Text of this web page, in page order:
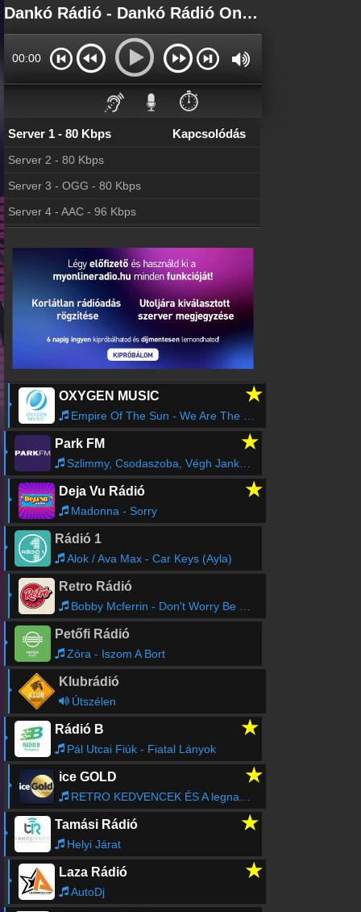
Főoldal
Bejelentkezés
Hozz létre saját fiókot!
Most szól
Archívum
Dankó Rádió korábbi adásai
Dankó Rádió kapcsolatos hírek
Partnerek
Rádiós partnerek
Rádió beágyazás
Ágyazd be weboldaladba
Online rádió készítés
Készítés lépésről lépésre
Dankó Rádió - Dankó Rádió Online - Dankó Rádió Élő
00:00
⏱️
Server 1 - 80 Kbps Kapcsolódás
Server 2 - 80 Kbps
Server 3 - OGG - 80 Kbps
Server 4 - AAC - 96 Kbps
OXYGEN MUSIC ★
Empire Of The Sun - We Are The People
Park FM ★
Szlimmy, Csodaszoba, Végh Janka - Patak
Deja Vu Rádió ★
Madonna - Sorry
Rádió 1
Alok / Ava Max - Car Keys (Ayla)
Retro Rádió
Bobby Mcferrin - Don't Worry Be Happy
Petőfi Rádió
Zóra - Iszom A Bort
Klubrádió
Útszélen
Rádió B ★
Pál Utcai Fiúk - Fiatal Lányok
ice GOLD ★
RETRO KEDVENCEK ÉS A legnagyobbak NON-STOP
Tamási Rádió ★
Helyi Járat
Laza Rádió ★
AutoDj